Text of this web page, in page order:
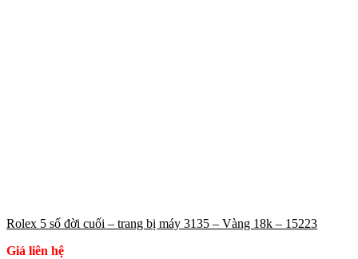
Rolex 5 số đời cuối – trang bị máy 3135 – Vàng 18k – 15223
Giá liên hệ